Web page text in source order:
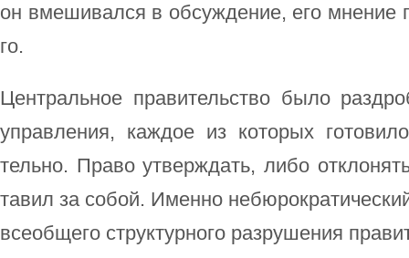
он вме­ши­вал­ся в об­су­ж­де­ние, его
го.
Цен­траль­ное пра­ви­тель­ст­во бы­ло
управ­ле­ния, ка­ж­дое из ко­то­рых
тель­но. Пра­во ут­вер­ждать, ли­бо
та­вил за со­бой. Имен­но
все­об­ще­го струк­тур­но­го раз­ру­ше­ния